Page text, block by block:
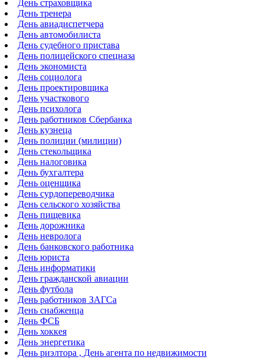
День страховщика
День тренера
День авиадиспетчера
День автомобилиста
День судебного пристава
День полицейского спецназа
День экономиста
День социолога
День проектировщика
День участкового
День психолога
День работников Сбербанка
День кузнеца
День полиции (милиции)
День стекольщика
День налоговика
День бухгалтера
День оценщика
День сурдопереводчика
День сельского хозяйства
День пищевика
День дорожника
День невролога
День банковского работника
День юриста
День информатики
День гражданской авиации
День футбола
День работников ЗАГСа
День снабженца
День ФСБ
День хоккея
День энергетика
День риэлтора , День агента по недвижимости